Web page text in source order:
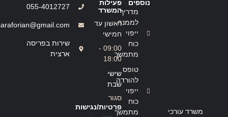
משרד עורכי
נוספים
מדריך
לממנה
ייפוי
כוח
מתמשך
טופס
להורדה
ייפוי
כוח
מתמשך
פעילות
המשרד
ראשון עד
חמישי
09:00 -
18:00
שישי
שבת
סגור
פרטיות/נגישות
055-4012727
שירות בפריסה
ארצית